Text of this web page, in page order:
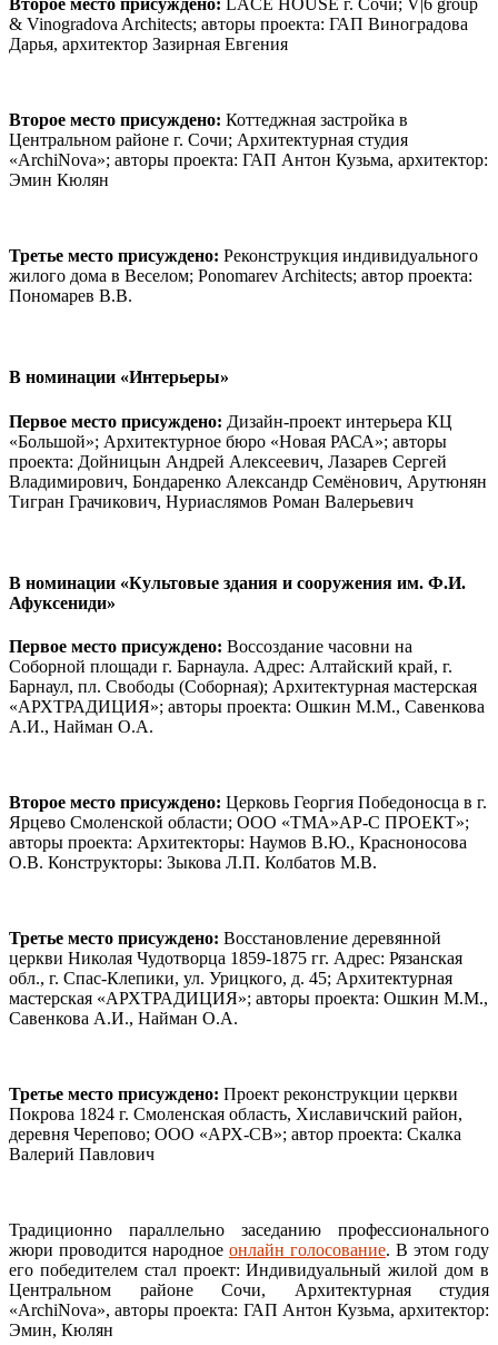
Второе место присуждено:
LACE HOUSE г. Сочи; V|6 group
& Vinogradova Architects; авторы проекта: ГАП Виноградова
Дарья, архитектор Зазирная Евгения
Второе место присуждено: Коттеджная застройка в
Центральном районе г. Сочи; Архитектурная студия
«ArchiNova»; авторы проекта: ГАП Антон Кузьма, архитектор:
Эмин Кюлян
Третье место присуждено: Реконструкция индивидуального
жилого дома в Веселом; Ponomarev Architects; автор проекта:
Пономарев В.В.
В номинации «Интерьеры»
Первое место присуждено: Дизайн-проект интерьера КЦ
«Большой»; Архитектурное бюро «Новая РАСА»; авторы
проекта: Дойницын Андрей Алексеевич, Лазарев Сергей
Владимирович, Бондаренко Александр Семёнович, Арутюнян
Тигран Грачикович, Нуриаслямов Роман Валерьевич
В номинации «Культовые здания и сооружения им. Ф.И.
Афуксениди»
Первое место присуждено: Воссоздание часовни на
Соборной площади г. Барнаула. Адрес: Алтайский край, г.
Барнаул, пл. Свободы (Соборная); Архитектурная мастерская
«АРХТРАДИЦИЯ»; авторы проекта: Ошкин М.М., Савенкова
А.И., Найман О.А.
Второе место присуждено: Церковь Георгия Победоносца в г.
Ярцево Смоленской области; ООО «ТМА»АР-С ПРОЕКТ»;
авторы проекта: Архитекторы: Наумов В.Ю., Красноносова
О.В. Конструкторы: Зыкова Л.П. Колбатов М.В.
Третье место присуждено: Восстановление деревянной
церкви Николая Чудотворца 1859-1875 гг. Адрес: Рязанская
обл., г. Спас-Клепики, ул. Урицкого, д. 45; Архитектурная
мастерская «АРХТРАДИЦИЯ»; авторы проекта: Ошкин М.М.,
Савенкова А.И., Найман О.А.
Третье место присуждено: Проект реконструкции церкви
Покрова 1824 г. Смоленская область, Хиславичский район,
деревня Черепово; ООО «АРХ-СВ»; автор проекта: Скалка
Валерий Павлович
Традиционно параллельно заседанию профессионального
жюри проводится народное онлайн голосование. В этом году
его победителем стал проект: Индивидуальный жилой дом в
Центральном районе Сочи, Архитектурная студия
«ArchiNova», авторы проекта: ГАП Антон Кузьма, архитектор:
Эмин, Кюлян